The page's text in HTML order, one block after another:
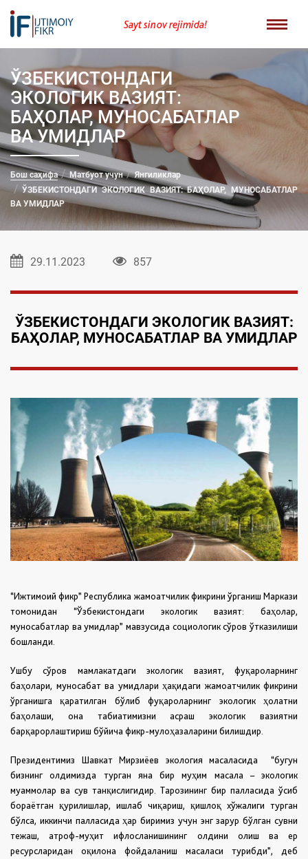
Sayt sinov rejimida!
ЎЗБЕКИСТОНДАГИ
ЭКОЛОГИК ВАЗИЯТ:
БАҲОЛАР, МУНОСАБАТЛАР
ВА УМИДЛАР
Бош саҳифа Матбуот учун
Янгиликлар
ЎЗБЕКИСТОНДАГИ ЭКОЛОГИК ВАЗИЯТ: БАҲОЛАР, МУНОСАБАТЛАР
ВА УМИДЛАР
29.11.2023 857
ЎЗБЕКИСТОНДАГИ ЭКОЛОГИК ВАЗИЯТ:
БАҲОЛАР, МУНОСАБАТЛАР ВА УМИДЛАР
“Ижтимоий фикр” Республика жамоатчилик фикрини ўрганиш Маркази
томонидан “Ўзбекистондаги экологик вазият: баҳолар,
муносабатлар ва умидлар” мавзусида социологик сўров ўтказилиши
бошланди.
Ушбу сўров мамлакатдаги экологик вазият, фуқароларнинг
баҳолари, муносабат ва умидлари ҳақидаги жамоатчилик фикрини
ўрганишга қаратилган бўлиб фуқароларнинг экологик ҳолатни
баҳолаши, она табиатимизни асраш экологик вазиятни
барқарорлаштириш бўйича фикр-мулоҳазаларини билишдир.
Президентимиз Шавкат Мирзиёев экология масаласида “бугун
бизнинг олдимизда турган яна бир муҳим масала – экологик
муаммолар ва сув танқислигидир. Тарозининг бир палласида ўсиб
бораётган қурилишлар, ишлаб чиқариш, қишлоқ хўжалиги турган
бўлса, иккинчи палласида ҳар биримиз учун энг зарур бўлган сувни
тежаш, атроф-муҳит ифлосланишининг олдини олиш ва ер
ресурсларидан оқилона фойдаланиш масаласи турибди”, деб